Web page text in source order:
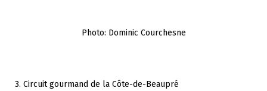
Photo: Dominic Courchesne
3. Circuit gourmand de la Côte-de-Beaupré